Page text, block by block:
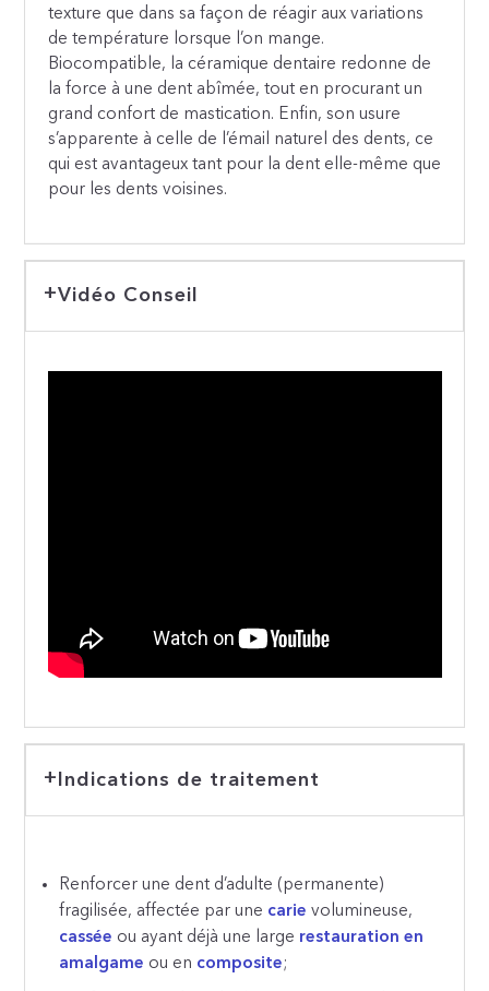
texture que dans sa façon de réagir aux variations
de température lorsque l’on mange.
Biocompatible, la céramique dentaire redonne de
la force à une dent abîmée, tout en procurant un
grand confort de mastication. Enfin, son usure
s’apparente à celle de l’émail naturel des dents, ce
qui est avantageux tant pour la dent elle-même que
pour les dents voisines.
Vidéo Conseil
Indications de traitement
Renforcer une dent d’adulte (permanente)
fragilisée, affectée par une carie volumineuse,
cassée ou ayant déjà une large restauration en
amalgame ou en composite;